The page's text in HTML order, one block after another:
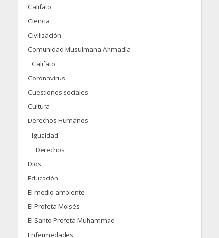
Califato
Ciencia
Civilización
Comunidad Musulmana Ahmadía
Califato
Coronavirus
Cuestiones sociales
Cultura
Derechos Humanos
Igualdad
Derechos
Dios
Educación
El medio ambiente
El Profeta Moisés
El Santo Profeta Muhammad
Enfermedades